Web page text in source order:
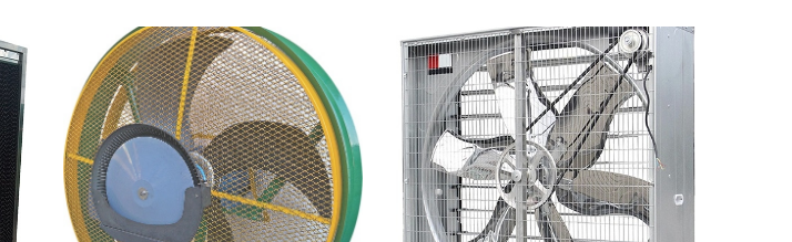
MAIS INFORMAÇÕES MAIS INFORMAÇÕES